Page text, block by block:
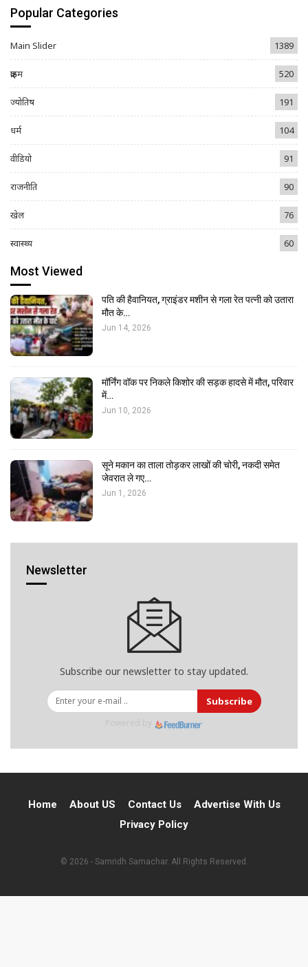
Popular Categories
Main Slider 1389
क्राइम 520
ज्योतिष 191
धर्म 104
वीडियो 91
राजनीति 90
खेल 76
स्वास्थ्य 60
Most Viewed
पति की हैवानियत, ग्राइंडर मशीन से गला रेत पत्नी को उतारा
मौत के…
Jun 14, 2026
मॉर्निंग वॉक पर निकले किशोर की सड़क हादसे में मौत, परिवार
में…
Jun 10, 2026
सूने मकान का ताला तोड़कर लाखों की चोरी, नकदी समेत
जेवरात ले गए…
Jun 1, 2026
Newsletter
Subscribe our newsletter to stay updated.
Subscribe
Home About US Contact Us
Advertise With Us
Privacy Policy
© 2026 - Samridh Samachar. All Rights Reserved.